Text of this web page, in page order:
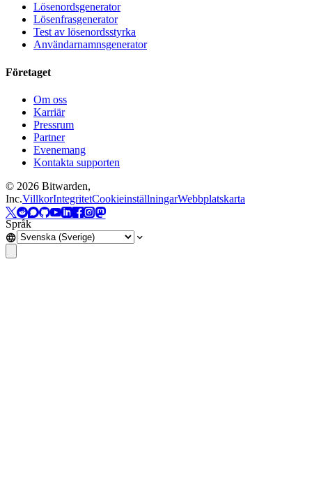
Lösenordsgenerator
Lösenfrasgenerator
Test av lösenordsstyrka
Användarnamnsgenerator
Företaget
Om oss
Karriär
Pressrum
Partner
Evenemang
Kontakta supporten
© 2026 Bitwarden,
Inc.VillkorIntegritetCookieinställningarWebbplatskarta
Språk